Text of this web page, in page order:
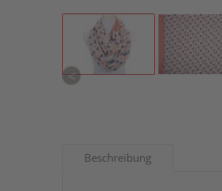
<
Beschreibung